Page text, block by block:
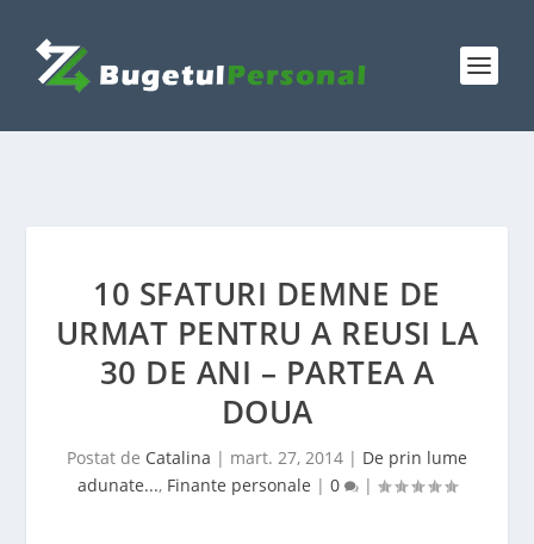
10 SFATURI DEMNE DE
URMAT PENTRU A REUSI LA
30 DE ANI – PARTEA A
DOUA
Postat de Catalina | mart. 27, 2014 | De prin lume
adunate..., Finante personale | 0 |